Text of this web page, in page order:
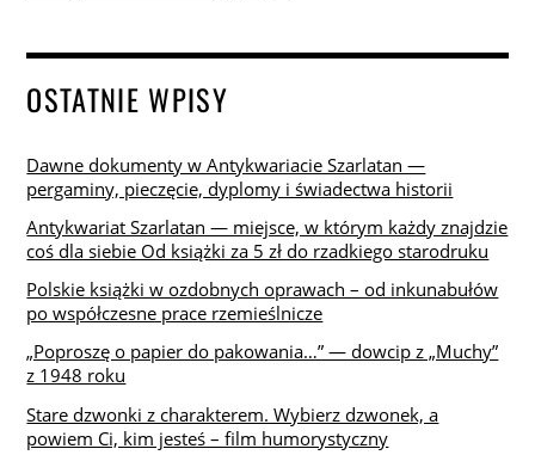
OSTATNIE WPISY
Dawne dokumenty w Antykwariacie Szarlatan —
pergaminy, pieczęcie, dyplomy i świadectwa historii
Antykwariat Szarlatan — miejsce, w którym każdy znajdzie
coś dla siebie Od książki za 5 zł do rzadkiego starodruku
Polskie książki w ozdobnych oprawach – od inkunabułów
po współczesne prace rzemieślnicze
„Poproszę o papier do pakowania…” — dowcip z „Muchy”
z 1948 roku
Stare dzwonki z charakterem. Wybierz dzwonek, a
powiem Ci, kim jesteś – film humorystyczny